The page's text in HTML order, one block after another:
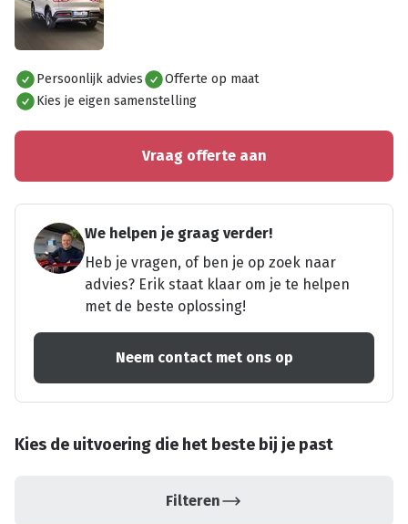
Alles bekijken
Persoonlijk advies
Offerte op maat
Kies je eigen samenstelling
Vraag offerte aan
We helpen je graag verder!
Heb je vragen, of ben je op zoek naar
advies? Erik staat klaar om je te helpen
met de beste oplossing!
Neem contact met ons op
Kies de uitvoering die het beste bij je past
Filteren